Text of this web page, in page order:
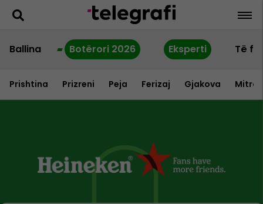
Ballina Botërori 2026 Eksperti Të
Prishtina Prizreni Peja Ferizaj Gjakova